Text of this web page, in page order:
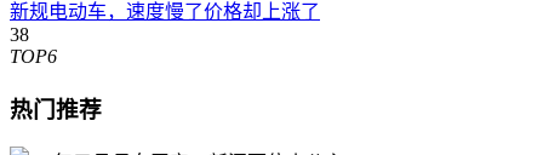
新规电动车，速度慢了价格却上涨了
38
TOP6
热门推荐